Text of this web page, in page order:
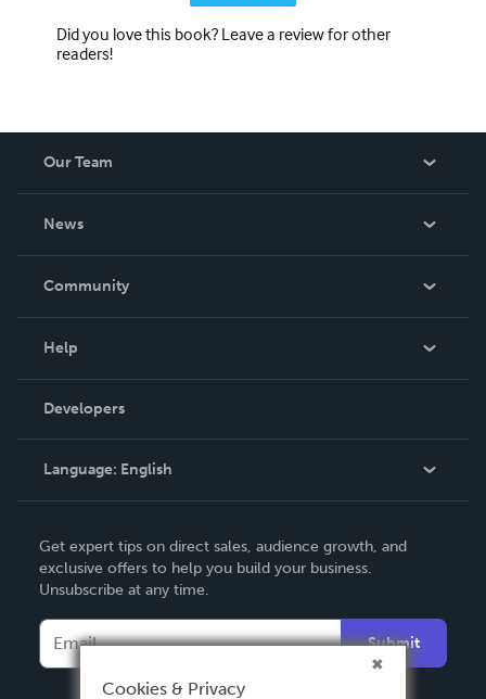
Did you love this book? Leave a review for other
readers!
Our Team
News
In The News
Community
Podcast
Help
Order Lookup
Knowledge Base
Contact Support
Developers
Language: English
Deutsch
Français
Italiano
Español
Get expert tips on direct sales, audience growth, and
exclusive offers to help you build your business.
Unsubscribe at any time.
Submit
Cookies & Privacy